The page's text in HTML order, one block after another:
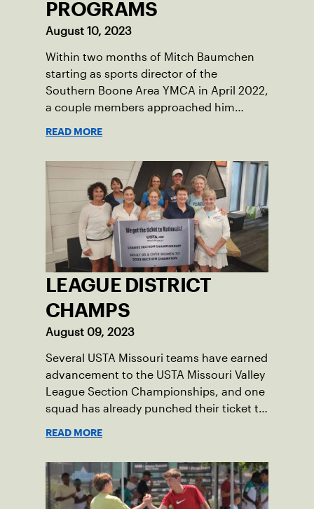
PROGRAMS
August 10, 2023
Within two months of Mitch Baumchen
starting as sports director of the
Southern Boone Area YMCA in April 2022,
a couple members approached him
READ MORE
LEAGUE DISTRICT
CHAMPS
August 09, 2023
Several USTA Missouri teams have earned
advancement to the USTA Missouri Valley
League Section Championships, and one
squad has already punched their ticket to
READ MORE